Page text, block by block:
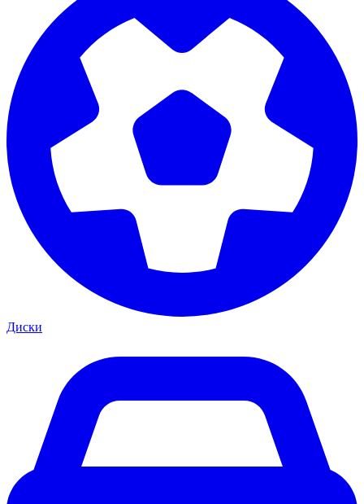
Диски